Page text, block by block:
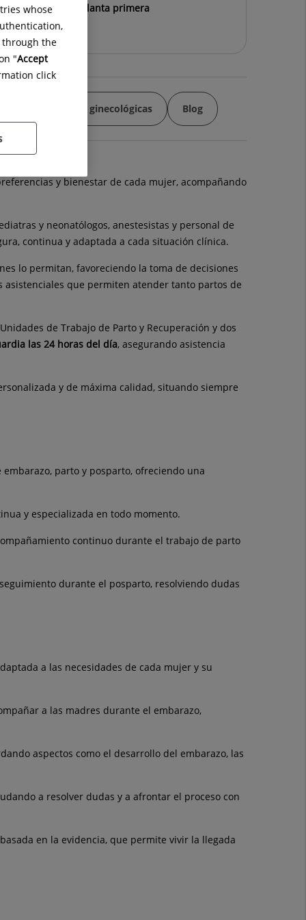
Externas. Planta primera
Urgencias ginecológicas Blog
y bienestar de cada mujer, acompañando
y neonatólogos, anestesistas y personal de
continua y adaptada a cada situación clínica.
lo permitan, favoreciendo la toma de decisiones
asistenciales que permiten atender tanto partos de
de Trabajo de Parto y Recuperación y dos
las 24 horas del día, asegurando asistencia
y de máxima calidad, situando siempre
parto y posparto, ofreciendo una
y especializada en todo momento.
continuo durante el trabajo de parto
durante el posparto, resolviendo dudas
a las necesidades de cada mujer y su
a las madres durante el embarazo,
aspectos como el desarrollo del embarazo, las
a resolver dudas y a afrontar el proceso con
en la evidencia, que permite vivir la llegada
whose
through the
"Accept
click